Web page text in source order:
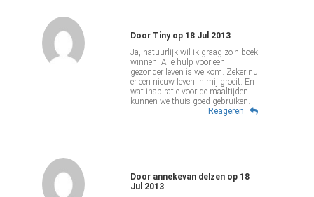
DoorTinyop 18 Jul 2013
Ja, natuurlijk wil ik graag zo'n boek
winnen. Alle hulp voor een
gezonder leven is welkom. Zeker nu
er een nieuw leven in mij groeit. En
wat inspiratie voor de maaltijden
kunnen we thuis goed gebruiken.
Reageren
Doorannekevan delzenop 18
Jul 2013